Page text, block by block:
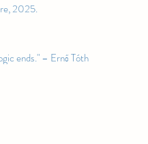
2025.
ends." – Ernő Tóth